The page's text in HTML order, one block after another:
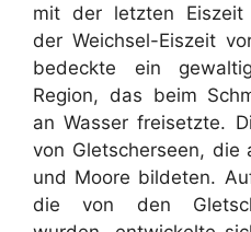
mit der letzten Eiszeit
der Weichsel-Eiszeit
bedeckte ein
Region, das beim
an Wasser freisetzte.
von Gletscherseen, die
und Moore bildeten.
die von den